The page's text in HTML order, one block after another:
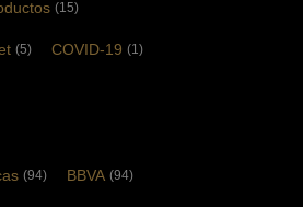
(15)
(5) COVID-19 (1)
(94) BBVA (94)